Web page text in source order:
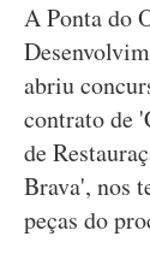
A Ponta do
abriu
contrato de
de
Brava', nos
peças do